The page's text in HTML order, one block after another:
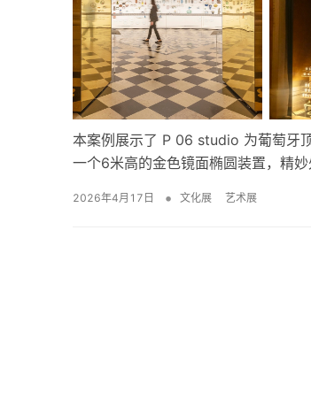
本案例展示了 P 06 studio 为葡萄牙
一个6米高的金色镜面椭圆装置，精
2026年4月17日 • 文化展 艺术展